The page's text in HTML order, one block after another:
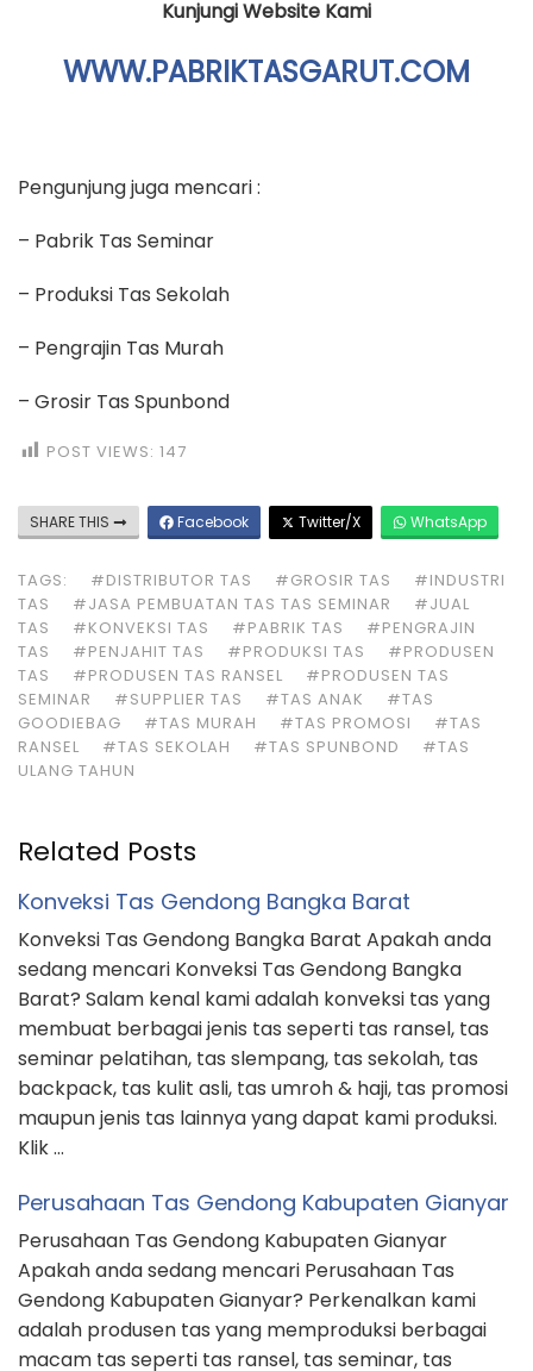
Kunjungi Website Kami
WWW.PABRIKTASGARUT.COM
Pengunjung juga mencari :
– Pabrik Tas Seminar
– Produksi Tas Sekolah
– Pengrajin Tas Murah
– Grosir Tas Spunbond
POST VIEWS: 147
SHARE THIS Facebook Twitter/X WhatsApp
TAGS: #DISTRIBUTOR TAS #GROSIR TAS
#INDUSTRI
TAS
#JASA PEMBUATAN TAS TAS SEMINAR
#JUAL
TAS
#KONVEKSI TAS #PABRIK TAS
#PENGRAJIN
TAS
#PENJAHIT TAS #PRODUKSI TAS
#PRODUSEN
TAS
#PRODUSEN TAS RANSEL
#PRODUSEN TAS
SEMINAR
#SUPPLIER TAS #TAS ANAK
#TAS
GOODIEBAG
#TAS MURAH #TAS PROMOSI
#TAS
RANSEL
#TAS SEKOLAH #TAS SPUNBOND
#TAS
ULANG TAHUN
Related Posts
Konveksi Tas Gendong Bangka Barat
Konveksi Tas Gendong Bangka Barat Apakah anda
sedang mencari Konveksi Tas Gendong Bangka
Barat? Salam kenal kami adalah konveksi tas yang
membuat berbagai jenis tas seperti tas ransel, tas
seminar pelatihan, tas slempang, tas sekolah, tas
backpack, tas kulit asli, tas umroh & haji, tas promosi
maupun jenis tas lainnya yang dapat kami produksi.
Klik …
Perusahaan Tas Gendong Kabupaten Gianyar
Perusahaan Tas Gendong Kabupaten Gianyar
Apakah anda sedang mencari Perusahaan Tas
Gendong Kabupaten Gianyar? Perkenalkan kami
adalah produsen tas yang memproduksi berbagai
macam tas seperti tas ransel, tas seminar, tas